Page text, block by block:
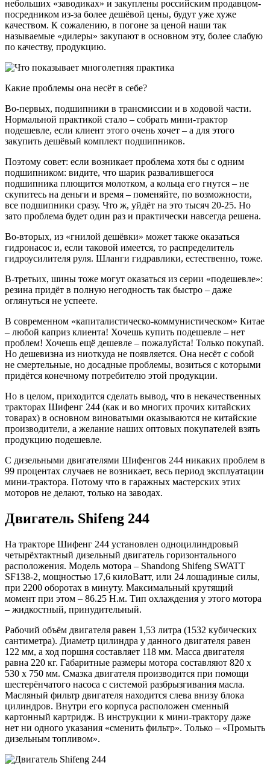
небольших «заводиках» и закуплены российским продавцом-
посредником из-за более дешёвой цены, будут уже хуже
качеством. К сожалению, в погоне за ценой наши так
называемые «дилеры» закупают в основном эту, более слабую
по качеству, продукцию.
Какие проблемы она несёт в себе?
Во-первых, подшипники в трансмиссии и в ходовой части.
Нормальной практикой стало – собрать мини-трактор
подешевле, если клиент этого очень хочет – а для этого
закупить дешёвый комплект подшипников.
Поэтому совет: если возникает проблема хотя бы с одним
подшипником: видите, что шарик развалившегося
подшипника плющится молотком, а кольца его гнутся – не
скупитесь на деньги и время – поменяйте, по возможности,
все подшипники сразу. Что ж, уйдёт на это тысяч 20-25. Но
зато проблема будет один раз и практически навсегда решена.
Во-вторых, из «гнилой дешёвки» может также оказаться
гидронасос и, если таковой имеется, то распределитель
гидроусилителя руля. Шланги гидравлики, естественно, тоже.
В-третьих, шины тоже могут оказаться из серии «подешевле»:
резина придёт в полную негодность так быстро – даже
оглянуться не успеете.
В современном «капиталистическо-коммунистическом» Китае
– любой каприз клиента! Хочешь купить подешевле – нет
проблем! Хочешь ещё дешевле – пожалуйста! Только покупай.
Но дешевизна из ниоткуда не появляется. Она несёт с собой
не смертельные, но досадные проблемы, возиться с которыми
придётся конечному потребителю этой продукции.
Но в целом, приходится сделать вывод, что в некачественных
тракторах Шифенг 244 (как и во многих прочих китайских
товарах) в основном виноватыми оказываются не китайские
производители, а желание наших оптовых покупателей взять
продукцию подешевле.
С дизельными двигателями Шифенгов 244 никаких проблем в
99 процентах случаев не возникает, весь период эксплуатации
мини-трактора. Потому что в гаражных мастерских этих
моторов не делают, только на заводах.
Двигатель Shifeng 244
На тракторе Шифенг 244 установлен одноцилиндровый
четырёхтактный дизельный двигатель горизонтального
расположения. Модель мотора – Shandong Shifeng SWATT
SF138-2, мощностью 17,6 килоВатт, или 24 лошадиные силы,
при 2200 оборотах в минуту. Максимальный крутящий
момент при этом – 86.25 Н.м. Тип охлаждения у этого мотора
– жидкостный, принудительный.
Рабочий объём двигателя равен 1,53 литра (1532 кубических
сантиметра). Диаметр цилиндра у данного двигателя равен
122 мм, а ход поршня составляет 118 мм. Масса двигателя
равна 220 кг. Габаритные размеры мотора составляют 820 х
530 х 750 мм. Смазка двигателя производится при помощи
шестерёнчатого насоса с системой разбрызгивания масла.
Масляный фильтр двигателя находится слева внизу блока
цилиндров. Внутри его корпуса расположен сменный
картонный картридж. В инструкции к мини-трактору даже
нет ни одного указания «сменить фильтр». Только – «Промыть
дизельным топливом».